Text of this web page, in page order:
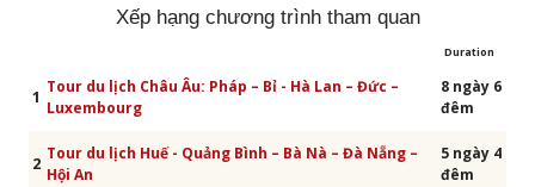
Xếp hạng chương trình tham quan
Duration
1
Tour du lịch Châu Âu: Pháp – Bỉ - Hà Lan – Đức –
Luxembourg
8 ngày 6
đêm
2
Tour du lịch Huế - Quảng Bình – Bà Nà – Đà Nẵng –
Hội An
5 ngày 4
đêm